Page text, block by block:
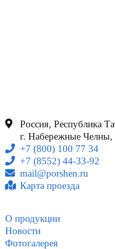
Россия, Республика
г. Набережные
+7 (800) 100 77 34
+7 (8552) 44-33-92
mail@porshen.ru
Карта проезда
О продукции
Новости
Фотогалерея